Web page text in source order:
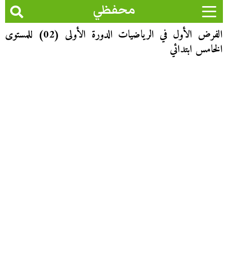
محفظي
الفرض الأول في الرياضيات الدورة الأولى (02) للمستوى
الخامس ابتدائي